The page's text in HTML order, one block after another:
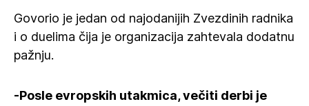
Govorio je jedan od najodanijih Zvezdinih radnika
i o duelima čija je organizacija zahtevala dodatnu
pažnju.
-Posle evropskih utakmica, večiti derbi je